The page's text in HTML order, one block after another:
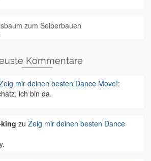
zum Selberbauen
Kommentare
mir deinen besten Dance Move!:
ich bin da.
zu Zeig mir deinen besten Dance